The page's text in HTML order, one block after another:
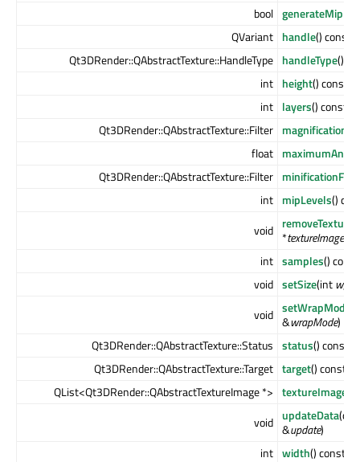
bool
QVariant handle() const
Qt3DRender::QAbstractTexture::HandleType handleType()
int height() const
int layers() const
Qt3DRender::QAbstractTexture::Filter
float
Qt3DRender::QAbstractTexture::Filter
int mipLevels()
void *textureImage
int samples() const
void setSize(int w,
void setWrapMode
&wrapMode)
Qt3DRender::QAbstractTexture::Status status() const
Qt3DRender::QAbstractTexture::Target target() const
QList<Qt3DRender::QAbstractTextureImage *> textureImages
void updateData
&update)
int width() const